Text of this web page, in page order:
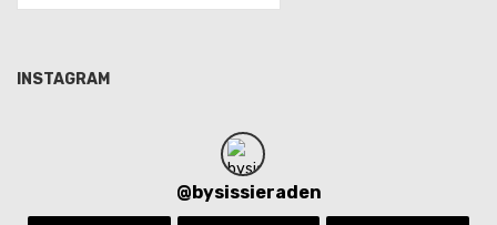
INSTAGRAM
@ bysissieraden